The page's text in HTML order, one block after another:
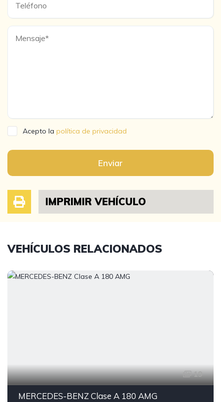
Acepto la política de privacidad
Enviar
IMPRIMIR VEHÍCULO
VEHÍCULOS RELACIONADOS
19
MERCEDES-BENZ Clase A 180 AMG